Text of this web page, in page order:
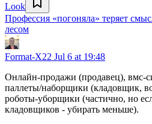
Look
Профессия «погоняла» теряет
лесом
Format-X22 Jul 6 at 19:48
Онлайн-продажи (продавец), вмс-
паллеты/наборщики (кладовщик,
роботы-уборщики (частично, но
кладовщиков - убирать меньше).